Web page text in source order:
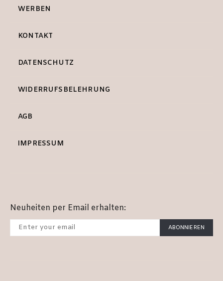
WERBEN
KONTAKT
DATENSCHUTZ
WIDERRUFSBELEHRUNG
AGB
IMPRESSUM
Neuheiten per Email erhalten:
ABONNIEREN